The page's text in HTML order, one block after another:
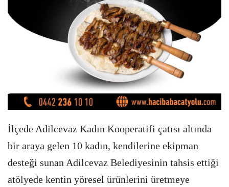
İlçede Adilcevaz Kadın Kooperatifi çatısı altında
bir araya gelen 10 kadın, kendilerine ekipman
desteği sunan Adilcevaz Belediyesinin tahsis ettiği
atölyede kentin yöresel ürünlerini üretmeye